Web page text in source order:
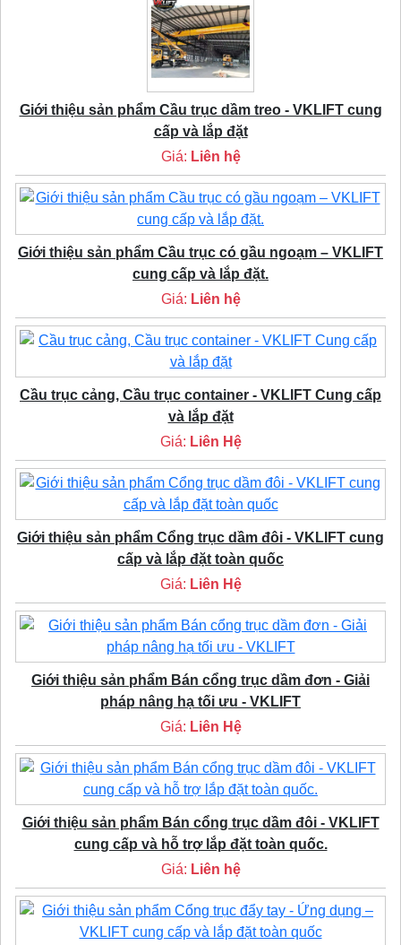
Giới thiệu sản phẩm Cầu trục dầm treo - VKLIFT cung
cấp và lắp đặt
Giá: Liên hệ
Giới thiệu sản phẩm Cầu trục có gầu ngoạm – VKLIFT
cung cấp và lắp đặt.
Giá: Liên hệ
Cầu trục cảng, Cầu trục container - VKLIFT Cung cấp
và lắp đặt
Giá: Liên Hệ
Giới thiệu sản phẩm Cổng trục dầm đôi - VKLIFT cung
cấp và lắp đặt toàn quốc
Giá: Liên Hệ
Giới thiệu sản phẩm Bán cổng trục dầm đơn - Giải
pháp nâng hạ tối ưu - VKLIFT
Giá: Liên Hệ
Giới thiệu sản phẩm Bán cổng trục dầm đôi - VKLIFT
cung cấp và hỗ trợ lắp đặt toàn quốc.
Giá: Liên hệ